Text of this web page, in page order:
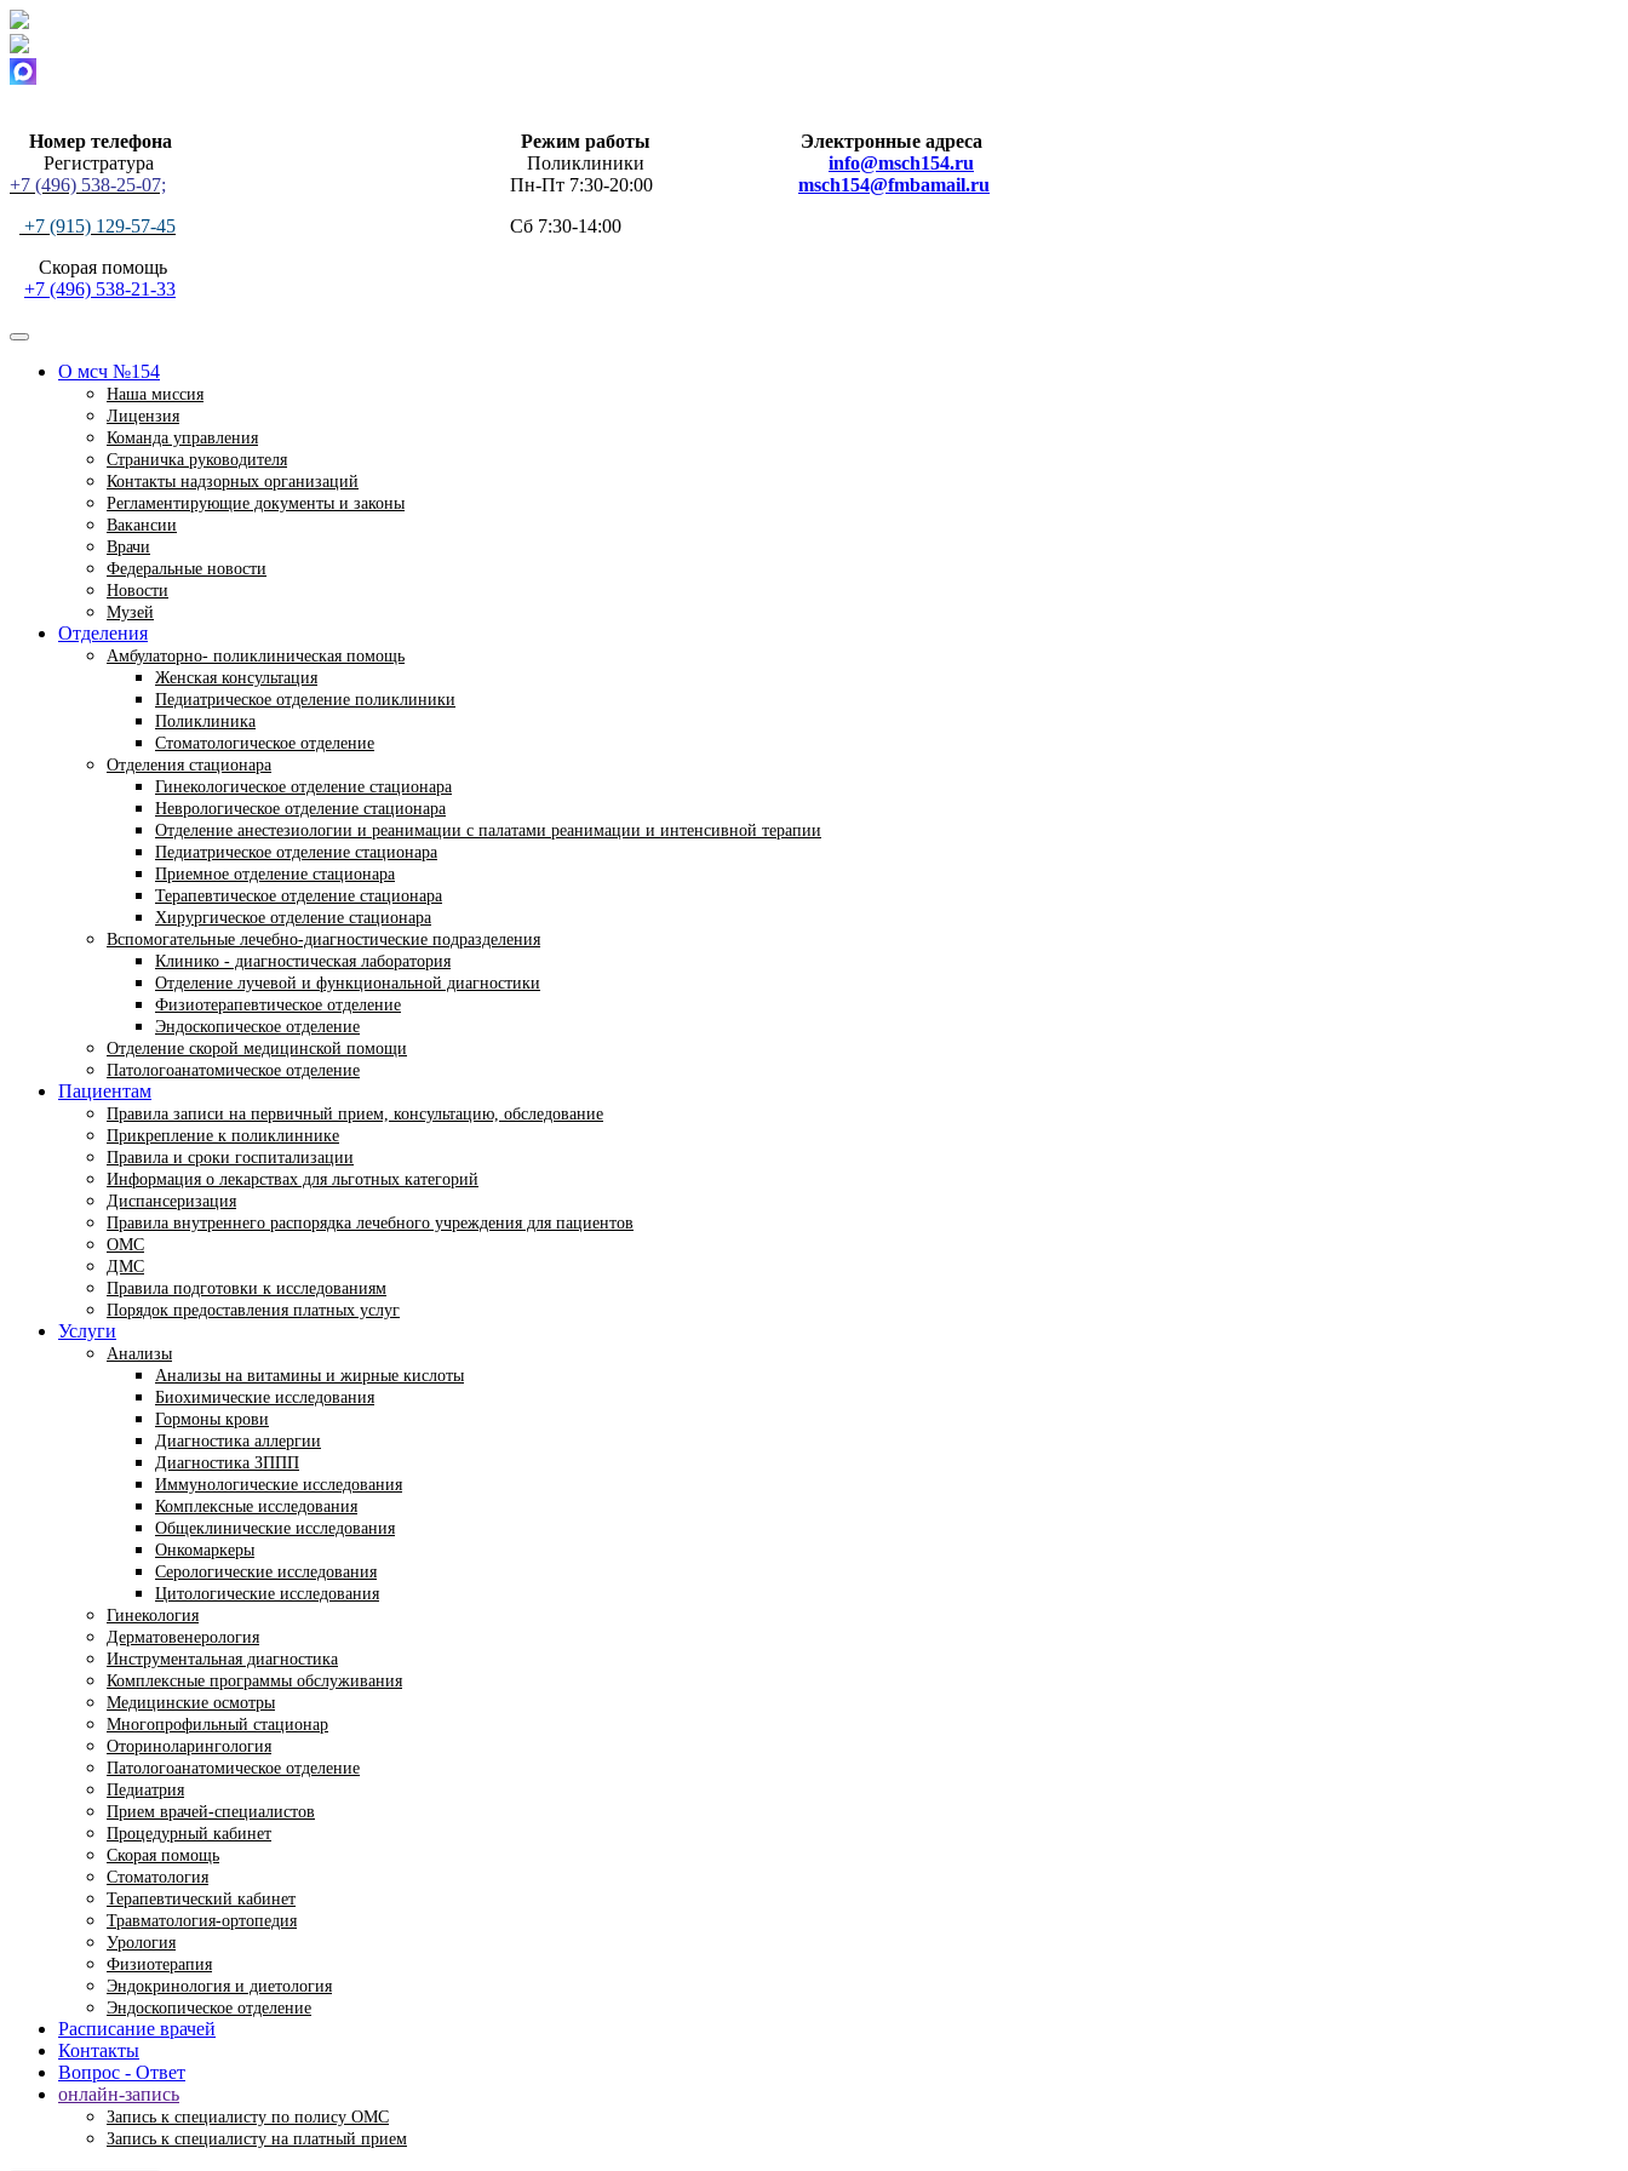
Номер телефона Режим работы
Электронные адреса
Регистратура Поликлиники
info@msch154.ru
+7 (496) 538-25-07;
Пн-Пт 7:30-20:00 msch154@fmbamail.ru
+7 (915) 129-57-45
Сб 7:30-14:00
Скорая помощь
+7 (496) 538-21-33
О мсч №154
Наша миссия
Лицензия
Команда управления
Страничка руководителя
Контакты надзорных организаций
Регламентирующие документы и законы
Вакансии
Врачи
Федеральные новости
Новости
Музей
Отделения
Амбулаторно- поликлиническая помощь
Женская консультация
Педиатрическое отделение поликлиники
Поликлиника
Стоматологическое отделение
Отделения стационара
Гинекологическое отделение стационара
Неврологическое отделение стационара
Отделение анестезиологии и реанимации с палатами реанимации и интенсивной терапии
Педиатрическое отделение стационара
Приемное отделение стационара
Терапевтическое отделение стационара
Хирургическое отделение стационара
Вспомогательные лечебно-диагностические подразделения
Клинико - диагностическая лаборатория
Отделение лучевой и функциональной диагностики
Физиотерапевтическое отделение
Эндоскопическое отделение
Отделение скорой медицинской помощи
Патологоанатомическое отделение
Пациентам
Правила записи на первичный прием, консультацию, обследование
Прикрепление к поликлиннике
Правила и сроки госпитализации
Информация о лекарствах для льготных категорий
Диспансеризация
Правила внутреннего распорядка лечебного учреждения для пациентов
ОМС
ДМС
Правила подготовки к исследованиям
Порядок предоставления платных услуг
Услуги
Анализы
Анализы на витамины и жирные кислоты
Биохимические исследования
Гормоны крови
Диагностика аллергии
Диагностика ЗППП
Иммунологические исследования
Комплексные исследования
Общеклинические исследования
Онкомаркеры
Серологические исследования
Цитологические исследования
Гинекология
Дерматовенерология
Инструментальная диагностика
Комплексные программы обслуживания
Медицинские осмотры
Многопрофильный стационар
Оториноларингология
Патологоанатомическое отделение
Педиатрия
Прием врачей-специалистов
Процедурный кабинет
Скорая помощь
Стоматология
Терапевтический кабинет
Травматология-ортопедия
Урология
Физиотерапия
Эндокринология и диетология
Эндоскопическое отделение
Расписание врачей
Контакты
Вопрос - Ответ
онлайн-запись
Запись к специалисту по полису ОМС
Запись к специалисту на платный прием